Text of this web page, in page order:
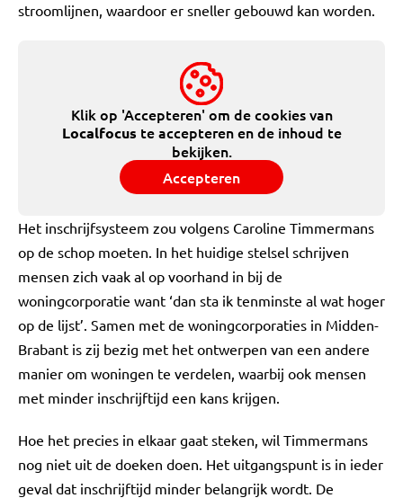
stroomlijnen, waardoor er sneller gebouwd kan worden.
Klik op 'Accepteren' om de cookies van
Localfocus te accepteren en de inhoud te
bekijken.
Accepteren
Het inschrijfsysteem zou volgens Caroline Timmermans
op de schop moeten. In het huidige stelsel schrijven
mensen zich vaak al op voorhand in bij de
woningcorporatie want ‘dan sta ik tenminste al wat hoger
op de lijst’. Samen met de woningcorporaties in Midden-
Brabant is zij bezig met het ontwerpen van een andere
manier om woningen te verdelen, waarbij ook mensen
met minder inschrijftijd een kans krijgen.
Hoe het precies in elkaar gaat steken, wil Timmermans
nog niet uit de doeken doen. Het uitgangspunt is in ieder
geval dat inschrijftijd minder belangrijk wordt. De